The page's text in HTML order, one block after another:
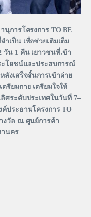
นุการโครงการ TO BE
ำเป็น เพื่อช่วยเติมเต็ม
น 1 คืน เยาวชนที่เข้า
ะโยชน์และประสบการณ์
ลังเสร็จสิ้นการเข้าค่าย
รียมกาย เตรียมใจให้
ศระดับประเทศในวันที่ 7–
ค์ประธานโครงการ TO
งวัล ณ ศูนย์การค้า
านคร